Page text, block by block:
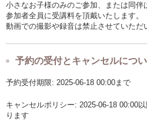
小さなお子様のみのご参加、または同伴
参加者全員に受講料を頂戴いたします。
動画での撮影や録音は禁止させていただ
予約の受付とキャンセルにつ
予約受付期限: 2025-06-18 00:00まで
キャンセルポリシー: 2025-06-18 00:00
ります